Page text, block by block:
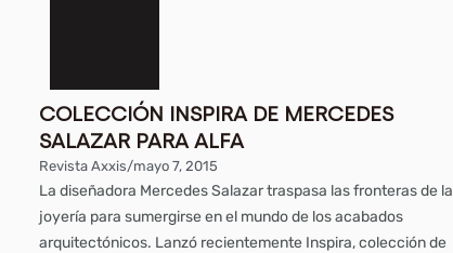
COLECCIÓN INSPIRA DE MERCEDES
SALAZAR PARA ALFA
Revista Axxis/mayo 7, 2015
La diseñadora Mercedes Salazar traspasa las fronteras de la
joyería para sumergirse en el mundo de los acabados
arquitectónicos. Lanzó recientemente Inspira, colección de